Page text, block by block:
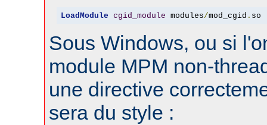
LoadModule cgid_module modules/mod_cgid . so
Sous Windows, ou si
module MPM non-
une directive
sera du style :